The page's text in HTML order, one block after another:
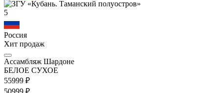
5
Россия
Хит продаж
Ассамбляж Шардоне
БЕЛОЕ СУХОЕ
55999 ₽